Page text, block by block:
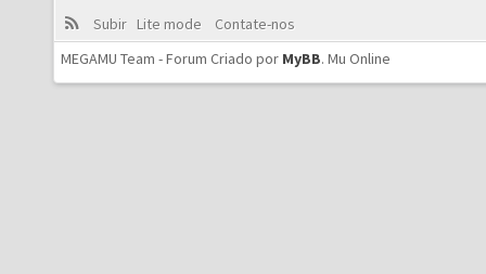
Subir Lite mode
Contate-nos
MEGAMU Team - Forum Criado por MyBB. Mu Online